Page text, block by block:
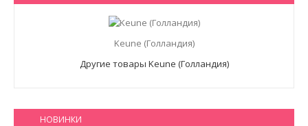
Keune (Голландия)
Другие товары Keune (Голландия)
НОВИНКИ